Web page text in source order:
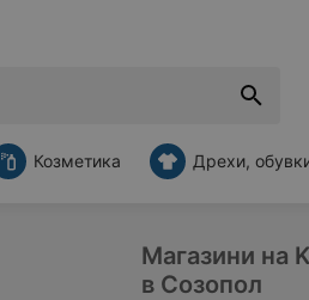
Козметика Дрехи,
Магазини на
в Созопол